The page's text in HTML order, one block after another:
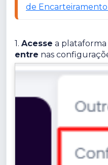
de Encarteiramento
1. Acesse a
entre nas